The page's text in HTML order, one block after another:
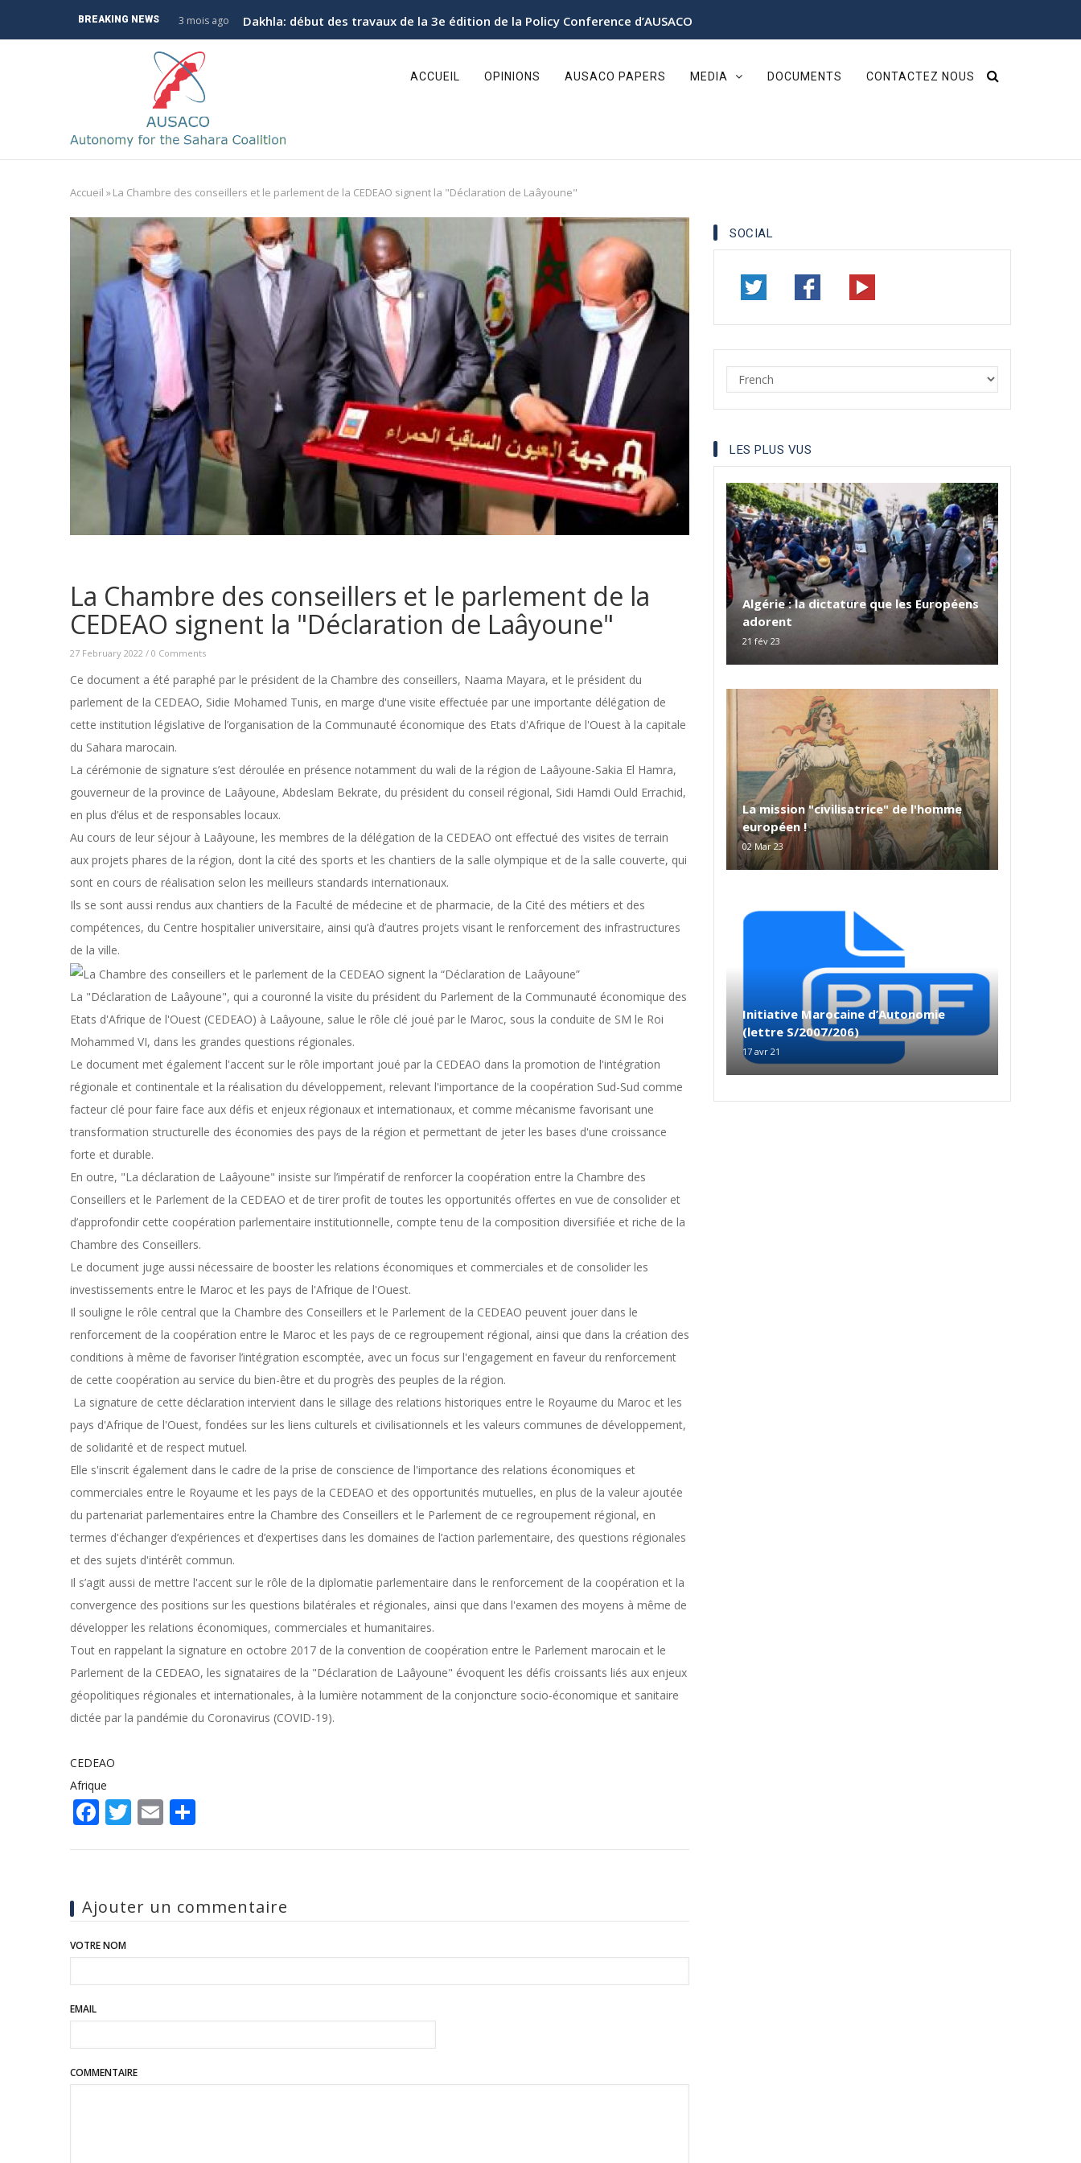
BREAKING NEWS 3 mois ago Dakhla: début des travaux de la 3e édition de la Policy Conference d’AUSACO
navigationACCUEIL OPINIONS AUSACO PAPERS MEDIA DOCUMENTS CONTACTEZ NOUS
Fil
d'Ariane
Accueil »La Chambre des conseillers et le parlement de la CEDEAO signent la "Déclaration de Laâyoune"
La Chambre des conseillers et le parlement de la
CEDEAO signent la "Déclaration de Laâyoune"
27 February 2022 / 0 Comments
Ce document a été paraphé par le président de la Chambre des conseillers, Naama Mayara, et le président du
parlement de la CEDEAO, Sidie Mohamed Tunis, en marge d'une visite effectuée par une importante délégation de
cette institution législative de l’organisation de la Communauté économique des Etats d'Afrique de l'Ouest à la capitale
du Sahara marocain.
La cérémonie de signature s’est déroulée en présence notamment du wali de la région de Laâyoune-Sakia El Hamra,
gouverneur de la province de Laâyoune, Abdeslam Bekrate, du président du conseil régional, Sidi Hamdi Ould Errachid,
en plus d’élus et de responsables locaux.
Au cours de leur séjour à Laâyoune, les membres de la délégation de la CEDEAO ont effectué des visites de terrain
aux projets phares de la région, dont la cité des sports et les chantiers de la salle olympique et de la salle couverte, qui
sont en cours de réalisation selon les meilleurs standards internationaux.
Ils se sont aussi rendus aux chantiers de la Faculté de médecine et de pharmacie, de la Cité des métiers et des
compétences, du Centre hospitalier universitaire, ainsi qu’à d’autres projets visant le renforcement des infrastructures
de la ville.
La "Déclaration de Laâyoune", qui a couronné la visite du président du Parlement de la Communauté économique des
Etats d'Afrique de l'Ouest (CEDEAO) à Laâyoune, salue le rôle clé joué par le Maroc, sous la conduite de SM le Roi
Mohammed VI, dans les grandes questions régionales.
Le document met également l'accent sur le rôle important joué par la CEDEAO dans la promotion de l'intégration
régionale et continentale et la réalisation du développement, relevant l'importance de la coopération Sud-Sud comme
facteur clé pour faire face aux défis et enjeux régionaux et internationaux, et comme mécanisme favorisant une
transformation structurelle des économies des pays de la région et permettant de jeter les bases d'une croissance
forte et durable.
En outre, "La déclaration de Laâyoune" insiste sur l’impératif de renforcer la coopération entre la Chambre des
Conseillers et le Parlement de la CEDEAO et de tirer profit de toutes les opportunités offertes en vue de consolider et
d’approfondir cette coopération parlementaire institutionnelle, compte tenu de la composition diversifiée et riche de la
Chambre des Conseillers.
Le document juge aussi nécessaire de booster les relations économiques et commerciales et de consolider les
investissements entre le Maroc et les pays de l'Afrique de l'Ouest.
Il souligne le rôle central que la Chambre des Conseillers et le Parlement de la CEDEAO peuvent jouer dans le
renforcement de la coopération entre le Maroc et les pays de ce regroupement régional, ainsi que dans la création des
conditions à même de favoriser l’intégration escomptée, avec un focus sur l'engagement en faveur du renforcement
de cette coopération au service du bien-être et du progrès des peuples de la région.
La signature de cette déclaration intervient dans le sillage des relations historiques entre le Royaume du Maroc et les
pays d'Afrique de l'Ouest, fondées sur les liens culturels et civilisationnels et les valeurs communes de développement,
de solidarité et de respect mutuel.
Elle s'inscrit également dans le cadre de la prise de conscience de l'importance des relations économiques et
commerciales entre le Royaume et les pays de la CEDEAO et des opportunités mutuelles, en plus de la valeur ajoutée
du partenariat parlementaires entre la Chambre des Conseillers et le Parlement de ce regroupement régional, en
termes d'échanger d’expériences et d’expertises dans les domaines de l’action parlementaire, des questions régionales
et des sujets d'intérêt commun.
Il s’agit aussi de mettre l'accent sur le rôle de la diplomatie parlementaire dans le renforcement de la coopération et la
convergence des positions sur les questions bilatérales et régionales, ainsi que dans l'examen des moyens à même de
développer les relations économiques, commerciales et humanitaires.
Tout en rappelant la signature en octobre 2017 de la convention de coopération entre le Parlement marocain et le
Parlement de la CEDEAO, les signataires de la "Déclaration de Laâyoune" évoquent les défis croissants liés aux enjeux
géopolitiques régionales et internationales, à la lumière notamment de la conjoncture socio-économique et sanitaire
dictée par la pandémie du Coronavirus (COVID-19).
CEDEAO
Afrique
Facebook
Twitter
Email
Ajouter un commentaire
VOTRE NOM
EMAIL
COMMENTAIRE
SOCIAL
Select
your
language
LES PLUS VUS
Algérie : la dictature que les Européens
adorent
21 fév 23
La mission "civilisatrice" de l'homme
européen !
02 Mar 23
Initiative Marocaine d’Autonomie
(lettre S/2007/206)
17 avr 21